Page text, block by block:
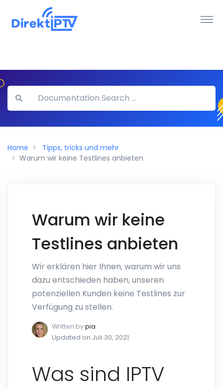
Home
Tipps, tricks und mehr
Warum wir keine Testlines anbieten
Warum wir keine
Testlines anbieten
Wir erklären hier Ihnen, warum wir uns
dazu entschieden haben, unseren
potenziellen Kunden keine Testlines zur
Verfügung zu stellen.
Written bypia
Updated on Juli 30, 2021
Was sind IPTV